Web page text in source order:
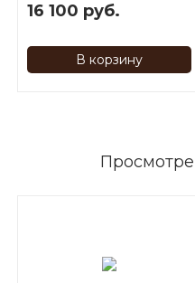
16 100 руб.
В корзину